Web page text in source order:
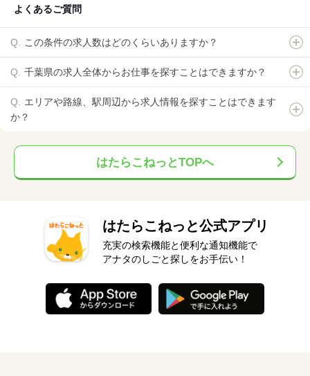
よくあるご質問
この条件の求人数はどのくらいありますか？
千葉県の求人全体からお仕事を探すことはできますか？
エリアや路線、駅周辺から求人情報を探すことはできます
か？
はたらこねっとTOPへ
はたらこねっと公式アプリ
充実の検索機能と便利な通知機能で
アナタのしごと探しをお手伝い！